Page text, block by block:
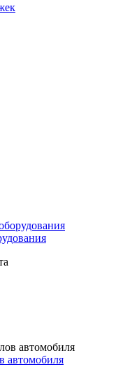
автомобиля